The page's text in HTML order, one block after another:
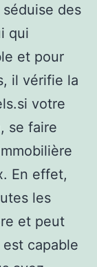
des
qui
et pour
il vérifie la
votre
se faire
En effet,
les
et peut
capable